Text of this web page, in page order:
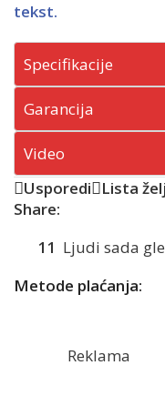
tekst.
Specifikacije
Garancija
Video
Usporedi
Lista
Share:
11 Ljudi sada
Metode plaćanja:
Reklama